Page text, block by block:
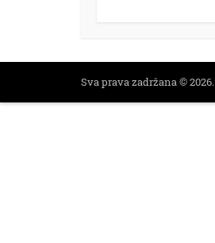
Sva prava zadržana © 2026.